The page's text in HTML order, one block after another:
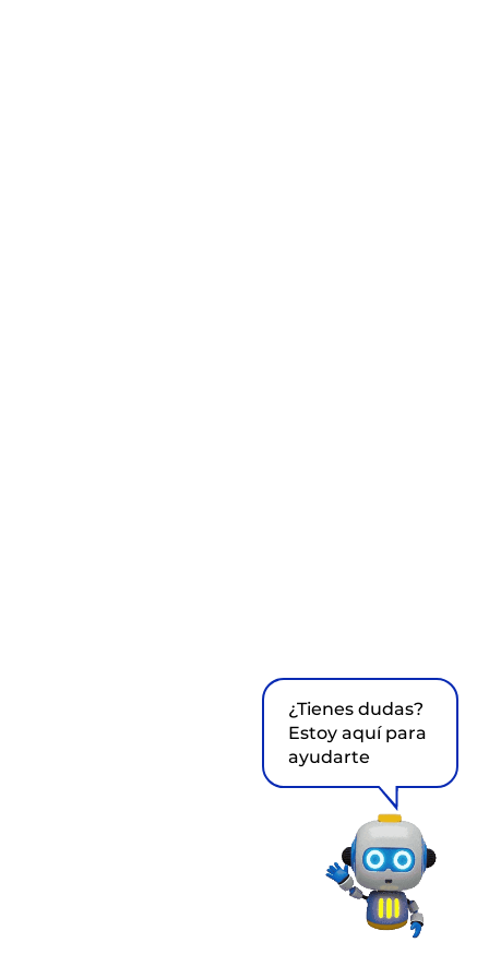
¿Tienes dudas?
Estoy aquí para
ayudarte